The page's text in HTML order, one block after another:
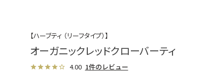
【ハーブティ （リーフタイプ）】
オーガニックレッドクローバーティ
4.00 1件のレビュー